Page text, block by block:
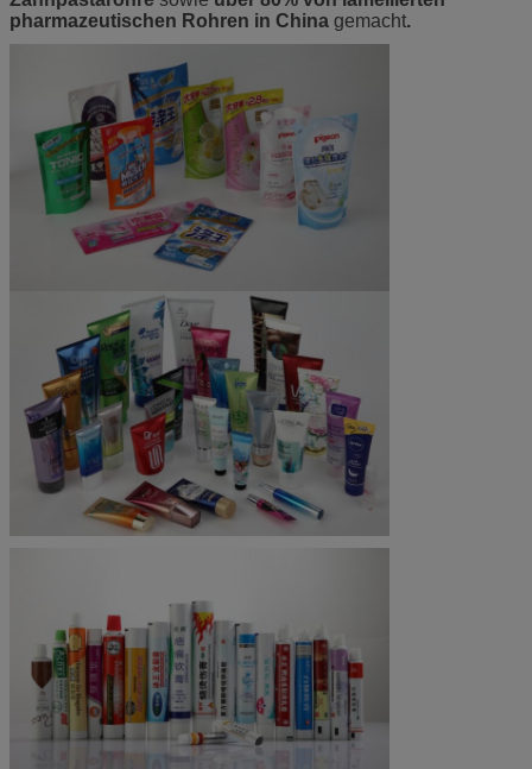
pharmazeutischen Rohren in China gemacht.